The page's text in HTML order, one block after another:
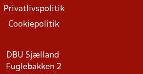
Privatlivspolitik
Cookiepolitik
DBU Sjælland
Fuglebakken 2